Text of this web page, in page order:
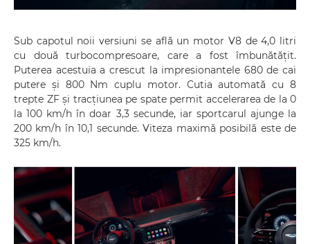
Sub capotul noii versiuni se află un motor V8 de 4,0 litri
cu două turbocompresoare, care a fost îmbunătățit.
Puterea acestuia a crescut la impresionantele 680 de cai
putere și 800 Nm cuplu motor. Cutia automată cu 8
trepte ZF și tracțiunea pe spate permit accelerarea de la 0
la 100 km/h în doar 3,3 secunde, iar sportcarul ajunge la
200 km/h în 10,1 secunde. Viteza maximă posibilă este de
325 km/h.